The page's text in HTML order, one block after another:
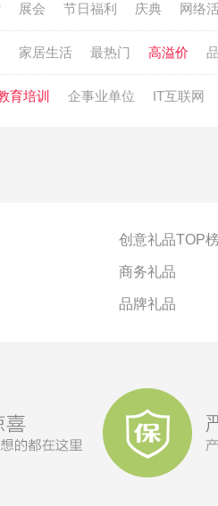
展会 节日福利 庆典 网络
家居生活 最热门 高溢价
育培训 企事业单位 IT互联网
创意礼品TOP
商务礼品
品牌礼品